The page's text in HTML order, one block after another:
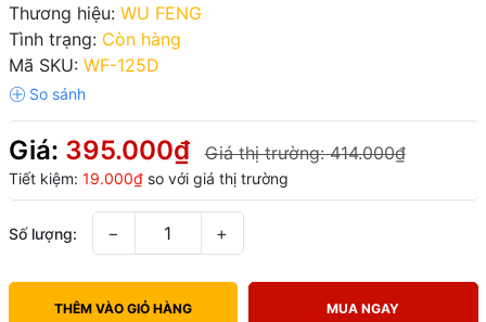
Thương hiệu: WU FENG
Tình trạng: Còn hàng
Mã SKU: WF-125D
Giá: 395.000₫ Giá thị trường:414.000₫
Tiết kiệm: 19.000₫so với giá thị trường
Số lượng: − +
THÊM VÀO GIỎ HÀNG MUA NGAY